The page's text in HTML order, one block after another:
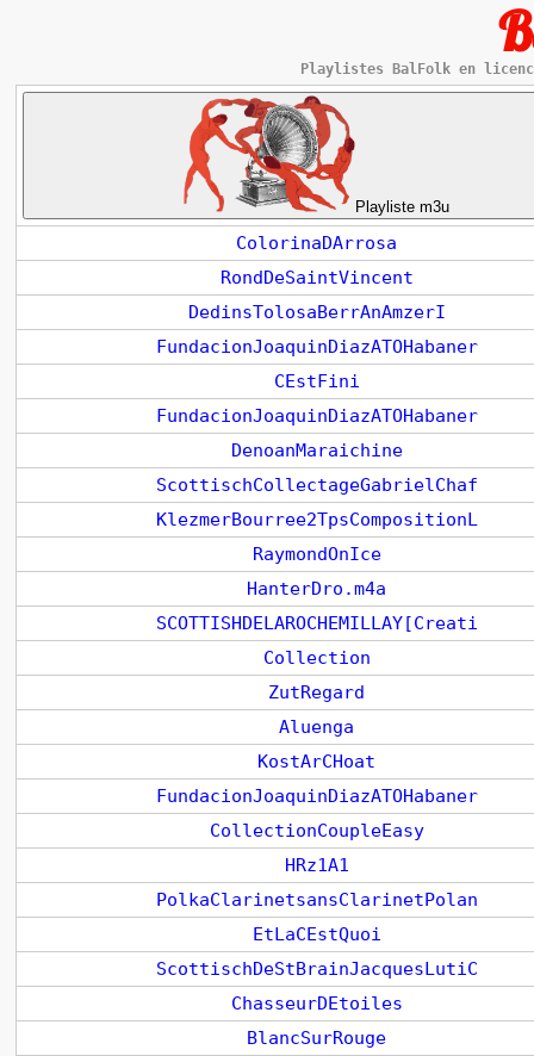
Playlistes BalFolk en
Playliste m3u
ColorinaDArrosa
RondDeSaintVincent
DedinsTolosaBerrAnAmzerI
FundacionJoaquinDiazATOHabaner
CEstFini
FundacionJoaquinDiazATOHabaner
DenoanMaraichine
ScottischCollectageGabrielChaf
KlezmerBourree2TpsCompositionL
RaymondOnIce
HanterDro.m4a
SCOTTISHDELAROCHEMILLAY[Creati
Collection
ZutRegard
Aluenga
KostArCHoat
FundacionJoaquinDiazATOHabaner
CollectionCoupleEasy
HRz1A1
PolkaClarinetsansClarinetPolan
EtLaCEstQuoi
ScottischDeStBrainJacquesLutiC
ChasseurDEtoiles
BlancSurRouge